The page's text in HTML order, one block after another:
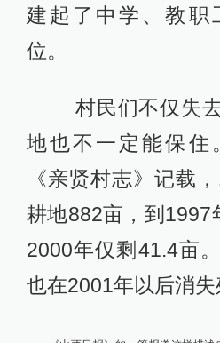
建起了中学、教职
位。
村民们不仅失去
地也不一定能保住
《亲贤村志》记载
耕地882亩，到1997
2000年仅剩41.4亩
也在2001年以后消失